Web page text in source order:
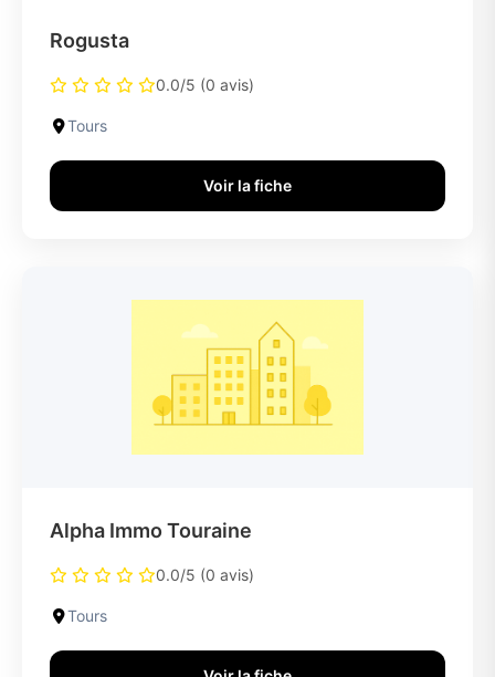
Rogusta
0.0/5 (0 avis)
Tours
Voir la fiche
Alpha Immo Touraine
0.0/5 (0 avis)
Tours